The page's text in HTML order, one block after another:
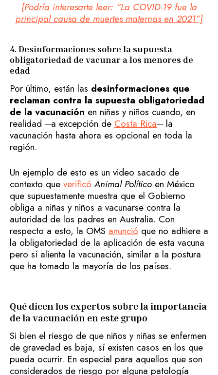
[Podría interesarte leer: “La COVID-19 fue la
principal causa de muertes maternas en 2021”]
4. Desinformaciones sobre la supuesta
obligatoriedad de vacunar a los menores de
edad
Por último, están las desinformaciones que
reclaman contra la supuesta obligatoriedad
de la vacunación en niñas y niños cuando, en
realidad ─a excepción de Costa Rica─ la
vacunación hasta ahora es opcional en toda la
región.
Un ejemplo de esto es un video sacado de
contexto que verificó Animal Político en México
que supuestamente muestra que el Gobierno
obliga a niñas y niños a vacunarse contra la
autoridad de los padres en Australia. Con
respecto a esto, la OMS anunció que no adhiere a
la obligatoriedad de la aplicación de esta vacuna
pero sí alienta la vacunación, similar a la postura
que ha tomado la mayoría de los países.
Qué dicen los expertos sobre la importancia
de la vacunación en este grupo
Si bien el riesgo de que niños y niñas se enfermen
de gravedad es baja, sí existen casos en los que
pueda ocurrir. En especial para aquellos que son
considerados de riesgo por alguna patología